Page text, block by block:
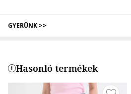
GYERÜNK >>
Hasonló termékek